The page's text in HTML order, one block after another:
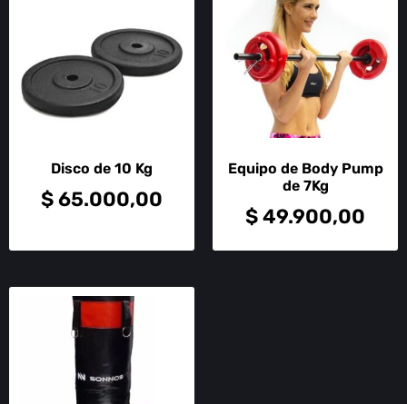
Disco de 10 Kg
$65.000,00
Equipo de Body Pump
de 7Kg
$49.900,00